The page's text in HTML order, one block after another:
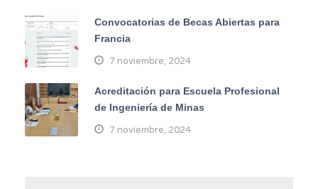
Convocatorias de Becas Abiertas para
Francia
7 noviembre, 2024
Acreditación para Escuela Profesional
de Ingeniería de Minas
7 noviembre, 2024